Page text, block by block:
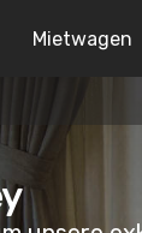
Mietwagen